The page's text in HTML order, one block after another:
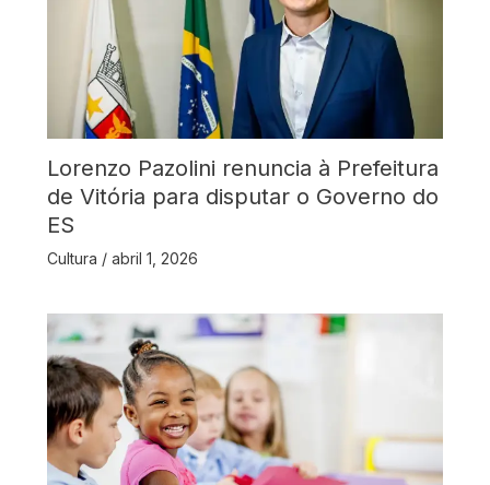
Lorenzo Pazolini renuncia à Prefeitura
de Vitória para disputar o Governo do
ES
Cultura / abril 1, 2026